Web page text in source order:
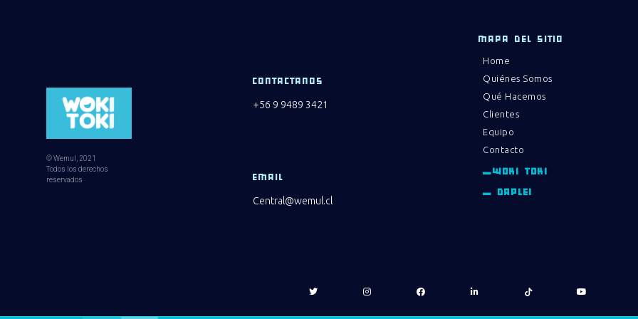
© Wemul, 2021
Todos los derechos
reservados
CONTACTANOS
+56 9 9489 3421
EMAIL
Central@wemul.cl
MAPA DEL SITIO
Home
Quiénes Somos
Qué Hacemos
Clientes
Equipo
Contacto
_WOKI TOKI
_ DAPLEI